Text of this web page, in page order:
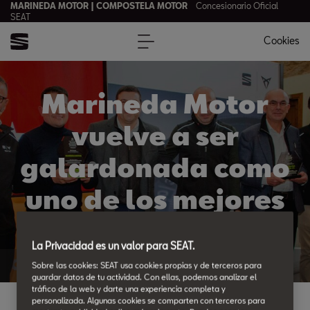
MARINEDA MOTOR | COMPOSTELA MOTOR
Concesionario Oficial
SEAT
Cookies
Marineda Motor
vuelve a ser
galardonada como
uno de los mejores
del país
Volver a Noticias
La Privacidad es un valor para SEAT.
Sobre las cookies: SEAT usa cookies propias y de terceros para
guardar datos de tu actividad. Con ellas, podemos analizar el
tráfico de la web y darte una experiencia completa y
personalizada. Algunas cookies se comparten con terceros para